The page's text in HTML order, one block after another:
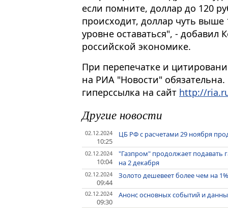
если помните, доллар до 120
происходит, доллар чуть
уровне оставаться", - добавил
российской экономике.
При перепечатке и
на РИА "Новости"
гиперссылка на сайт http://
Другие новости
02.12.2024
10:25
ЦБ РФ с расчетами 29 ноября
02.12.2024
10:04
"Газпром" продолжает подавать
на 2 декабря
02.12.2024
09:44
Золото дешевеет более чем на
02.12.2024
09:30
Анонс основных событий и